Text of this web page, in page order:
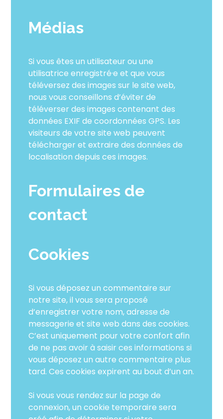
Médias
Si vous êtes un utilisateur ou une
utilisatrice enregistré·e et que vous
téléversez des images sur le site web,
nous vous conseillons d’éviter de
téléverser des images contenant des
données EXIF de coordonnées GPS. Les
visiteurs de votre site web peuvent
télécharger et extraire des données de
localisation depuis ces images.
Formulaires de
contact
Cookies
Si vous déposez un commentaire sur
notre site, il vous sera proposé
d’enregistrer votre nom, adresse de
messagerie et site web dans des cookies.
C’est uniquement pour votre confort afin
de ne pas avoir à saisir ces informations si
vous déposez un autre commentaire plus
tard. Ces cookies expirent au bout d’un an.
Si vous vous rendez sur la page de
connexion, un cookie temporaire sera